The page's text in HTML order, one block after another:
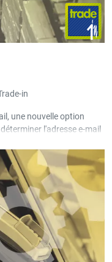
in
une nouvelle option
l'adresse e-mail
une nouvelle option
- Client/fournisseur"
e-mail du destinataire.
"Web Shop" permet
le « Web Shop ».